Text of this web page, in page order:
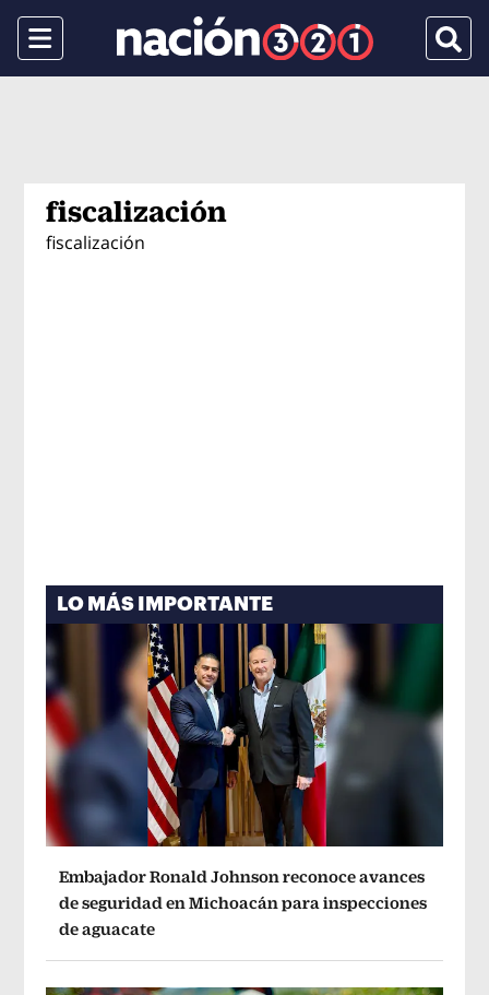
Menu
fiscalización
fiscalización
LO MÁS IMPORTANTE
Embajador Ronald Johnson reconoce avances
de seguridad en Michoacán para inspecciones
de aguacate